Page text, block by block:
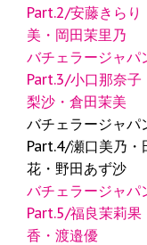
Part.2/安藤きらり
美・岡田茉里乃
バチェラージャパ
Part.3/小口那奈子
梨沙・倉田茉美
バチェラージャパ
Part.4/瀬口美乃・
花・野田あず沙
バチェラージャパ
Part.5/福良茉莉果
香・渡邉優